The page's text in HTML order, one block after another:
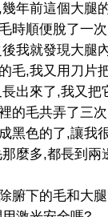
年前這個大腿
時順便脫了一
我就發現大腿
毛,我又用刀片
出來了,我又把
的毛共弄了三
黑色的了,讓我
麼多,都長到兩
腑下的毛和大